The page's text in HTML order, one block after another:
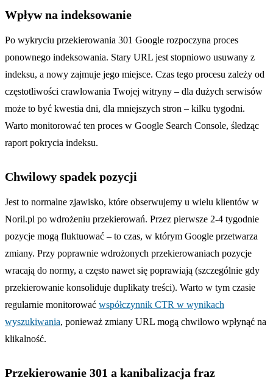
Wpływ na indeksowanie
Po wykryciu przekierowania 301 Google rozpoczyna proces
ponownego indeksowania. Stary URL jest stopniowo usuwany z
indeksu, a nowy zajmuje jego miejsce. Czas tego procesu zależy od
częstotliwości crawlowania Twojej witryny – dla dużych serwisów
może to być kwestia dni, dla mniejszych stron – kilku tygodni.
Warto monitorować ten proces w Google Search Console, śledząc
raport pokrycia indeksu.
Chwilowy spadek pozycji
Jest to normalne zjawisko, które obserwujemy u wielu klientów w
Noril.pl po wdrożeniu przekierowań. Przez pierwsze 2-4 tygodnie
pozycje mogą fluktuować – to czas, w którym Google przetwarza
zmiany. Przy poprawnie wdrożonych przekierowaniach pozycje
wracają do normy, a często nawet się poprawiają (szczególnie gdy
przekierowanie konsoliduje duplikaty treści). Warto w tym czasie
regularnie monitorować współczynnik CTR w wynikach
wyszukiwania, ponieważ zmiany URL mogą chwilowo wpłynąć na
klikalność.
Przekierowanie 301 a kanibalizacja fraz